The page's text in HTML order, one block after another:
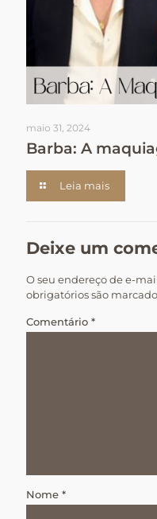
maio 31, 2024
Barba: A
Leia mais
Deixe um
O seu endereço de e-
obrigatórios são
Comentário *
Nome *